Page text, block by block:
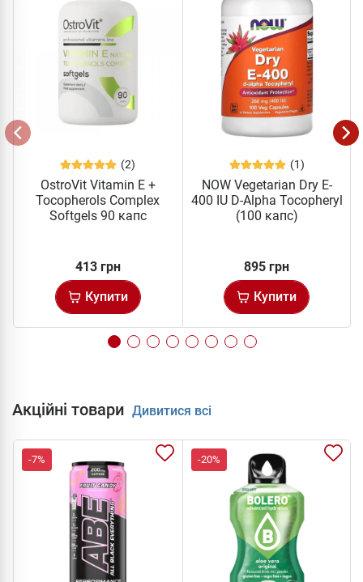
(2)
OstroVit Vitamin E +
Tocopherols Complex
Softgels 90 капс
413 грн
Купити
(1)
NOW Vegetarian Dry E-
400 IU D-Alpha Tocopheryl
(100 капс)
895 грн
Купити
Акційні товари Дивитися всі
-7% -20%